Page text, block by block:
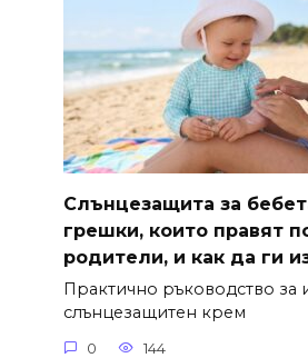
Слънцезащита за
грешки, които правят
родители, и как да ги
Практично ръководство за
слънцезащитен крем
0 144